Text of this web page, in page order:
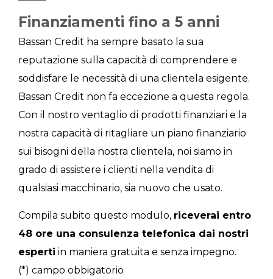
Finanziamenti fino a 5 anni
Bassan Credit ha sempre basato la sua
reputazione sulla capacità di comprendere e
soddisfare le necessità di una clientela esigente.
Bassan Credit non fa eccezione a questa regola.
Con il nostro ventaglio di prodotti finanziari e la
nostra capacità di ritagliare un piano finanziario
sui bisogni della nostra clientela, noi siamo in
grado di assistere i clienti nella vendita di
qualsiasi macchinario, sia nuovo che usato.
Compila subito questo modulo, riceverai entro
48 ore una consulenza telefonica dai nostri
esperti in maniera gratuita e senza impegno.
(*) campo obbigatorio